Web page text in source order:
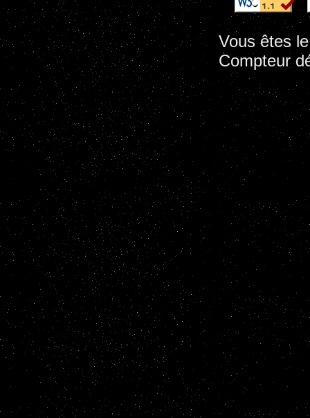
Vous êtes
Compteur